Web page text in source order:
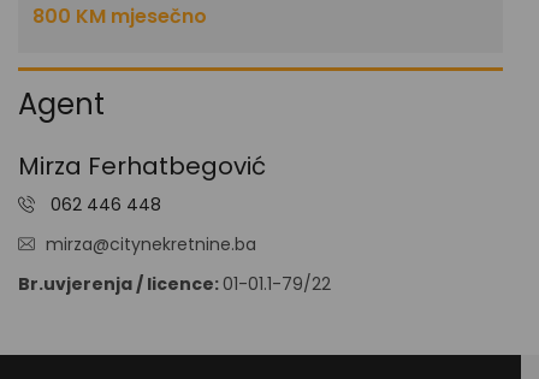
800 KM mjesečno
Agent
Mirza Ferhatbegović
062 446 448
mirza@citynekretnine.ba
Br.uvjerenja / licence:01-01.1-79/22